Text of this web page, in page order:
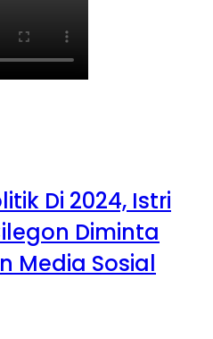
Di 2024, Istri
Diminta
Media Sosial